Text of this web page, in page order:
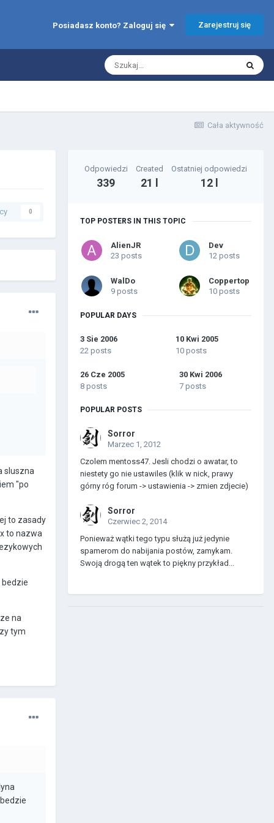
Posiadasz konto? Zaloguj się Zarejestruj się
Cała aktywność
0
sluszna
"po
to zasady
to nazwa
bedzie
na
tym
Odpowiedzi
339
Created
21 l
Ostatniej odpowiedzi
12 l
TOP POSTERS IN THIS TOPIC
AlienJR
23 posts
Dev
12 posts
WalDo
9 posts
Coppertop
10 posts
POPULAR DAYS
3 Sie 2006
22 posts
10 Kwi 2005
10 posts
26 Cze 2005
8 posts
30 Kwi 2006
7 posts
POPULAR POSTS
Sorror
Marzec 1, 2012
Czolem mentoss47. Jesli chodzi o awatar, to
niestety go nie ustawiles (klik w nick, prawy
górny róg forum -> ustawienia -> zmien zdjecie)
Sorror
Czerwiec 2, 2014
Ponieważ wątki tego typu służą już jedynie
spamerom do nabijania postów, zamykam.
Swoją drogą ten wątek to piękny przykład...